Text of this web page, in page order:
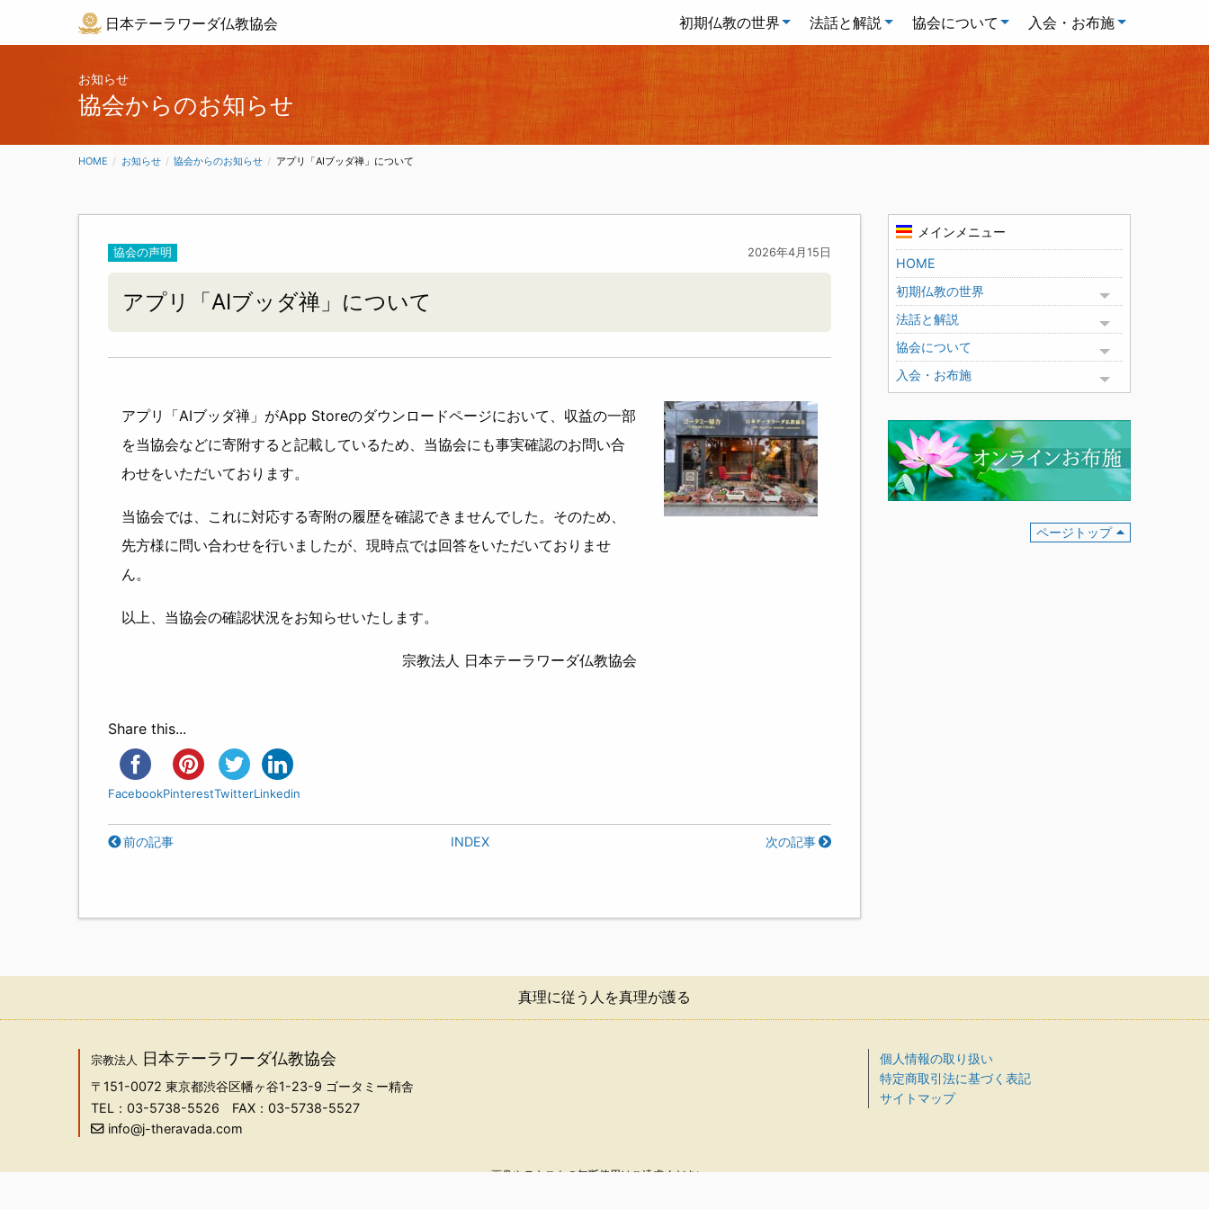
日本テーラワーダ仏教協会 初期仏教の世界 法話と解説 協会について 入会・お布施
お知らせ
協会からのお知らせ
HOME お知らせ 協会からのお知らせ CURRENT:
アプリ「AIブッダ禅」について
協会の声明 2026年4月15日
アプリ「AIブッダ禅」について
アプリ「AIブッダ禅」がApp Storeのダウンロードページにおいて、収益の一部
を当協会などに寄附すると記載しているため、当協会にも事実確認のお問い合
わせをいただいております。
当協会では、これに対応する寄附の履歴を確認できませんでした。そのため、
先方様に問い合わせを行いましたが、現時点では回答をいただいておりませ
ん。
以上、当協会の確認状況をお知らせいたします。
宗教法人 日本テーラワーダ仏教協会
Share this...
FacebookPinterestTwitterLinkedin
前の記事 INDEX 次の記事
メインメニュー
HOME
初期仏教の世界
Toggle menu
法話と解説
Toggle menu
協会について
Toggle menu
入会・お布施
Toggle menu
ページトップ
真理に従う人を真理が護る
個人情報の取り扱い
特定商取引法に基づく表記
サイトマップ
宗教法人 日本テーラワーダ仏教協会
〒151-0072 東京都渋谷区幡ヶ谷1-23-9 ゴータミー精舎
TEL：03-5738-5526 FAX：03-5738-5527
info@j-theravada.com
画像やテキストの無断使用はご遠慮ください。